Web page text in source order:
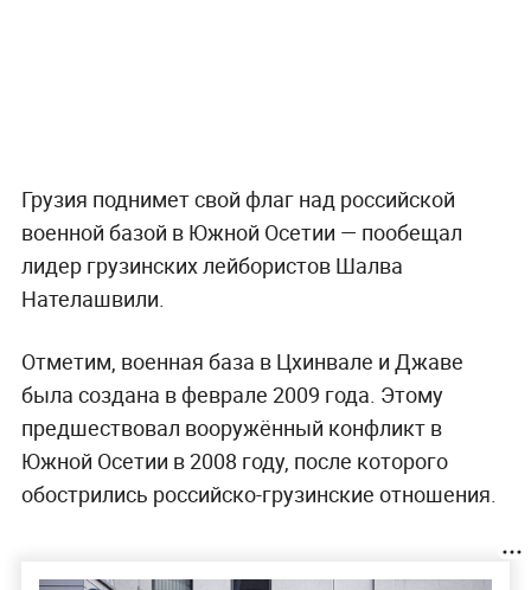
Грузия поднимет свой флаг над российской
военной базой в Южной Осетии — пообещал
лидер грузинских лейбористов Шалва
Нателашвили.
Отметим, военная база в Цхинвале и Джаве
была создана в феврале 2009 года. Этому
предшествовал вооружённый конфликт в
Южной Осетии в 2008 году, после которого
обострились российско-грузинские отношения.